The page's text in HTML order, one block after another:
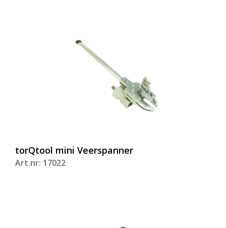
torQtool mini Veerspanner
Art.nr: 17022